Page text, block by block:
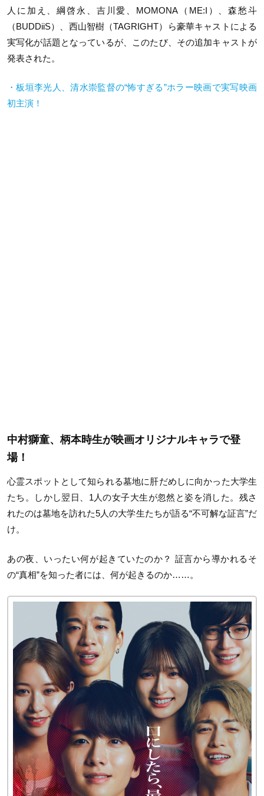
人に加え、綱啓永、吉川愛、MOMONA（ME:I）、森愁斗
（BUDDiiS）、西山智樹（TAGRIGHT）ら豪華キャストによる
実写化が話題となっているが、このたび、その追加キャストが
発表された。
・板垣李光人、清水崇監督の“怖すぎる”ホラー映画で実写映画
初主演！
中村獅童、柄本時生が映画オリジナルキャラで登
場！
心霊スポットとして知られる墓地に肝だめしに向かった大学生
たち。しかし翌日、1人の女子大生が忽然と姿を消した。残さ
れたのは墓地を訪れた5人の大学生たちが語る“不可解な証言”だ
け。
あの夜、いったい何が起きていたのか？ 証言から導かれるそ
の“真相”を知った者には、何が起きるのか……。